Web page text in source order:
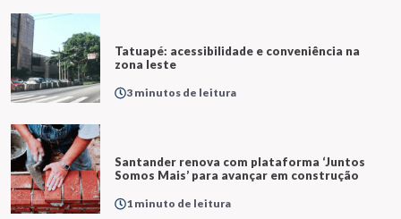
Tatuapé: acessibilidade e conveniência na
zona leste
3 minutos de leitura
Santander renova com plataforma ‘Juntos
Somos Mais’ para avançar em construção
1 minuto de leitura